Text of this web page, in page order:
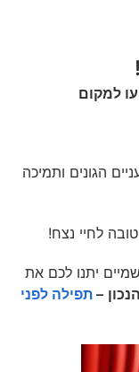
למקום
הגונים ותמיכה
לחיי נצח!
יתנו לכם את
–תפילה לפני